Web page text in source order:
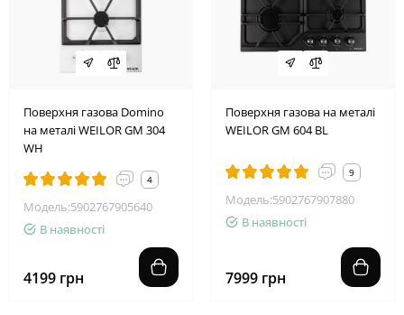
Поверхня газова Domino
на металі WEILOR GM 304
WH
4
Модель:5902767905640
В наявності
4199 грн
Поверхня газова на металі
WEILOR GM 604 BL
9
Модель:5902767907880
В наявності
7999 грн